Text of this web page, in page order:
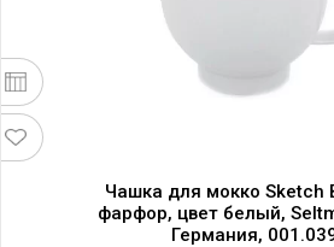
Чашка для мокко Sketch
фарфор, цвет белый,
Германия,